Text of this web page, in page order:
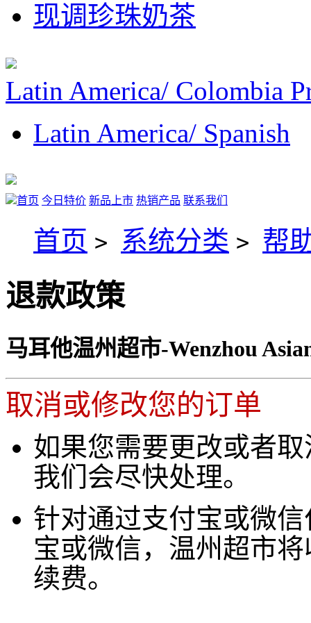
现调珍珠奶茶
Latin America/ Colombia
Latin America/ Spanish
首页 今日特价 新品上市 热销产品 联系我们
首页 > 系统分类 > 帮
退款政策
马耳他温州超市-Wenzhou
取消或修改您的订单
如果您需要更改或者
我们会尽快处理。
针对通过支付宝或微
宝或微信，温州超市
续费。